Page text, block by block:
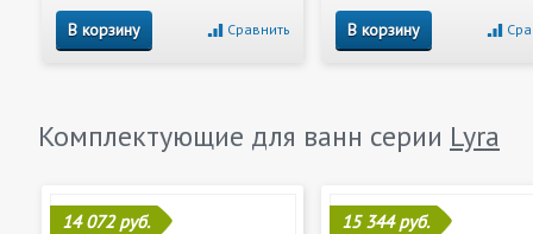
В корзину Сравнить В корзину
Комплектующие для ванн серии Lyra
14 072 руб. 15 344 руб.